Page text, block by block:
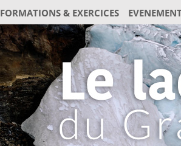
FORMATIONS & EXERCICES